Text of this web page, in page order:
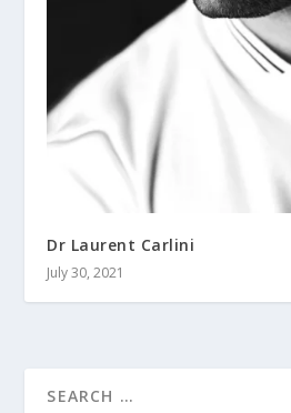
Dr Laurent Carlini
July 30, 2021